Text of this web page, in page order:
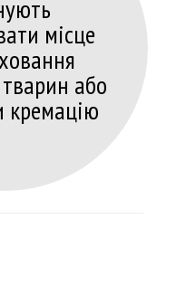
місце
або
кремацію